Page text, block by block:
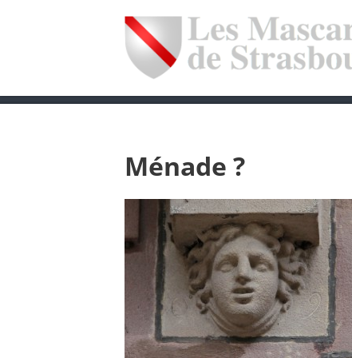
Ménade ?